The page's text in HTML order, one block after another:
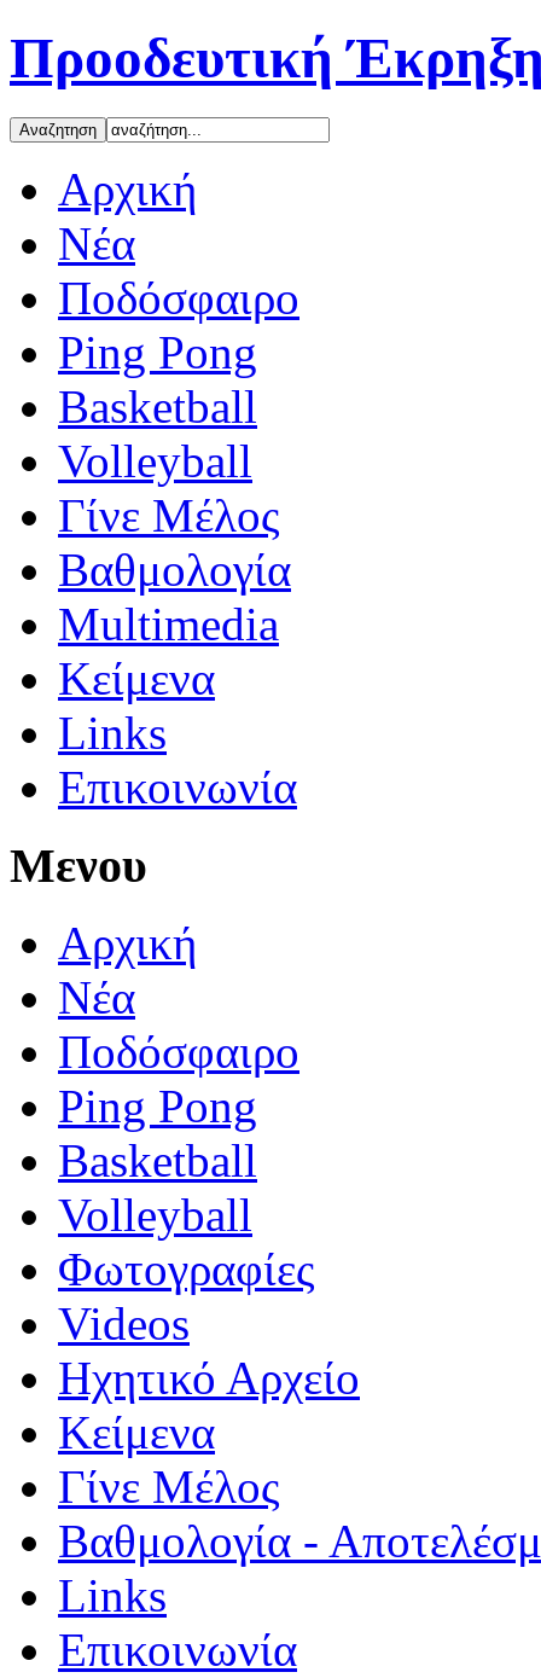
Προοδευτική
Αρχική
Νέα
Ποδόσφαιρο
Ping Pong
Basketball
Volleyball
Γίνε Μέλος
Βαθμολογία
Multimedia
Κείμενα
Links
Επικοινωνία
Μενου
Αρχική
Νέα
Ποδόσφαιρο
Ping Pong
Basketball
Volleyball
Φωτογραφίες
Videos
Ηχητικό Αρχείο
Κείμενα
Γίνε Μέλος
Βαθμολογία -
Links
Επικοινωνία